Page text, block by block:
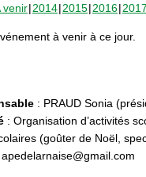
venir 2014 2015 2016 2017
à venir à ce jour.
: PRAUD Sonia
: Organisation d’activités
(goûter de Noël,
apedelarnaise@gmail.com